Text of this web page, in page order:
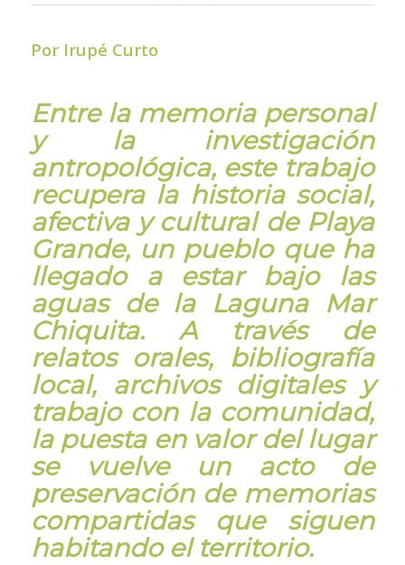
Por Irupé Curto
Entre la memoria personal
y la investigación
antropológica, este trabajo
recupera la historia social,
afectiva y cultural de Playa
Grande, un pueblo que ha
llegado a estar bajo las
aguas de la Laguna Mar
Chiquita. A través de
relatos orales, bibliografía
local, archivos digitales y
trabajo con la comunidad,
la puesta en valor del lugar
se vuelve un acto de
preservación de memorias
compartidas que siguen
habitando el territorio.